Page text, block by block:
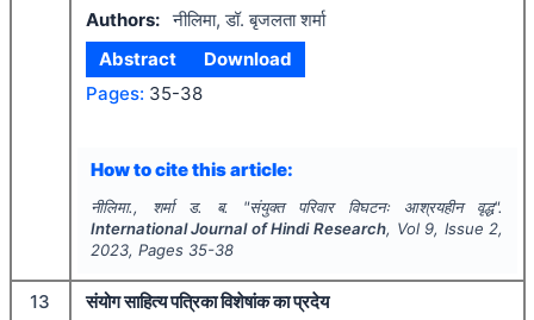
Authors: नीलिमा, डॉ. बृजलता शर्मा
Abstract
Download
Pages: 35-38
How to cite this article:
नीलिमा., शर्मा ड. ब. "संयुक्त परिवार विघटनः आश्रयहीन वृद्ध".
International Journal of Hindi Research, Vol 9, Issue 2,
2023, Pages 35-38
13
संयोग साहित्य पत्रिका विशेषांक का प्रदेय